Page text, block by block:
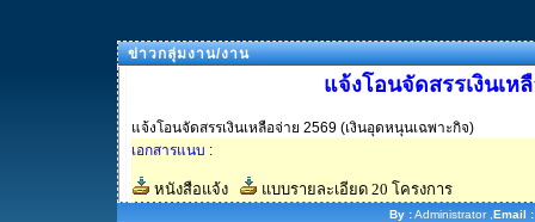
ข่าวกลุ่มงาน/งาน
แจ้งโอนจัดสรรเงินเห
แจ้งโอนจัดสรรเงินเหลือจ่าย 2569 (เงินอุดหนุนเฉพาะกิจ)
เอกสารแนบ :
หนังสือแจ้ง แบบรายละเอียด 20 โครงการ
By :Administrator , Email :